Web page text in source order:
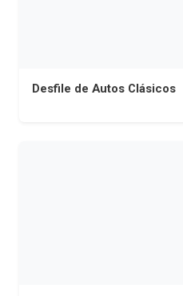
Desfile de Autos Clásicos